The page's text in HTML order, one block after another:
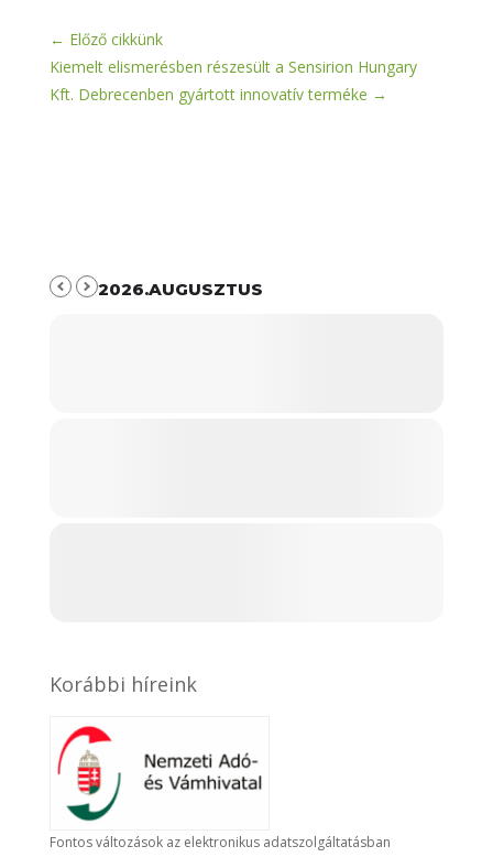
← Előző cikkünk
Kiemelt elismerésben részesült a Sensirion Hungary
Kft. Debrecenben gyártott innovatív terméke →
2026.AUGUSZTUS
Korábbi híreink
Fontos változások az elektronikus adatszolgáltatásban